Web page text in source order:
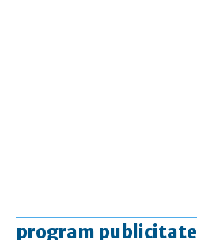
program publicitate